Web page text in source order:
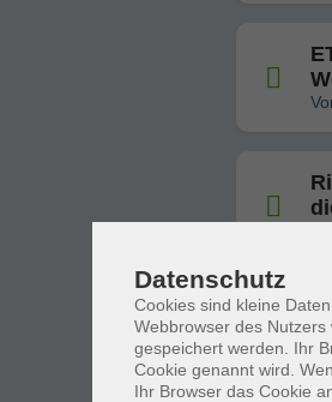
Datenschutz
Cookies sind kleine
Webbrowser des
gespeichert werden. Ihr
Cookie genannt wird.
Ihr Browser das Cookie